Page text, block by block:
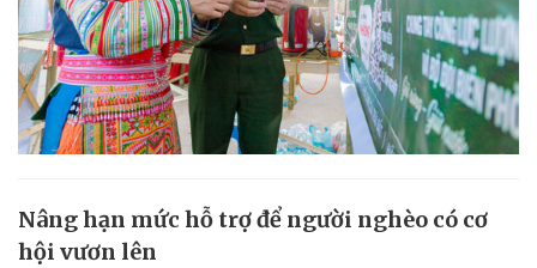
Nâng hạn mức hỗ trợ để người nghèo có cơ
hội vươn lên